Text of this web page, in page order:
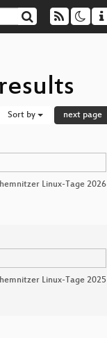
Sort by next page
Linux-Tage 2026
Linux-Tage 2025